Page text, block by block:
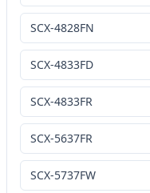
SCX-4828FN
SCX-4833FD
SCX-4833FR
SCX-5637FR
SCX-5737FW